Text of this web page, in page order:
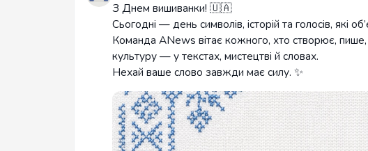
З Днем вишиванки! 🇺🇦
Сьогодні — день символів, історій та голосів, які
Команда ANews вітає кожного, хто створює, пише,
культуру — у текстах, мистецтві й словах.
Нехай ваше слово завжди має силу. ✨